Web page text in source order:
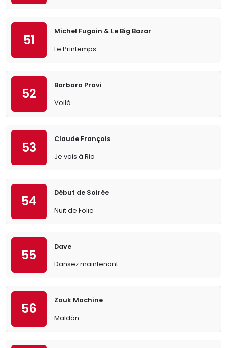
51
Michel Fugain & Le Big Bazar
Le Printemps
52
Barbara Pravi
Voilà
53
Claude François
Je vais à Rio
54
Début de Soirée
Nuit de Folie
55
Dave
Dansez maintenant
56
Zouk Machine
Maldòn